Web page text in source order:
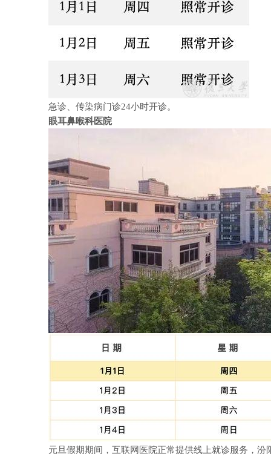
急诊、传染病门诊24小时开诊。
眼耳鼻喉科医院
元旦假期期间，互联网医院正常提供线上就诊服务，汾